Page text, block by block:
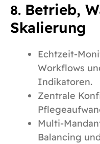
8. Betrieb,
Skalierung
Echtzeit-
Workflows
Indikatoren.
Zentrale
Multi-
Balancing